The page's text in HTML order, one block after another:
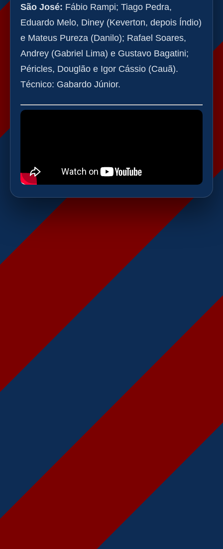
São José: Fábio Rampi; Tiago Pedra,
Eduardo Melo, Diney (Keverton, depois Índio)
e Mateus Pureza (Danilo); Rafael Soares,
Andrey (Gabriel Lima) e Gustavo Bagatini;
Péricles, Douglão e Igor Cássio (Cauã).
Técnico: Gabardo Júnior.